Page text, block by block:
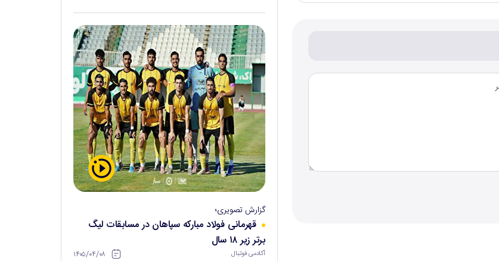
گزارش تصویری؛
قهرمانی فولاد مبارکه سپاهان در مسابقات لیگ
برتر زیر ۱۸ سال
آکادمی فوتبال ۱۴۰۵/۰۴/۰۸